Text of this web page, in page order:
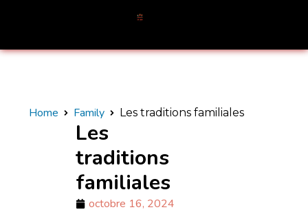
Home Family Les traditions familiales
Les
traditions
familiales
octobre 16, 2024